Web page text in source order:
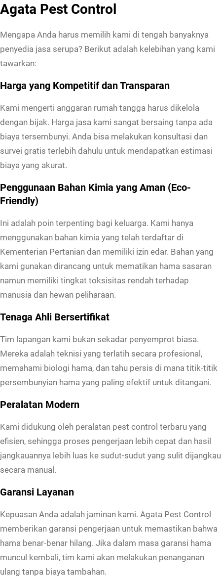
Agata Pest Control
Mengapa Anda harus memilih kami di tengah banyaknya
penyedia jasa serupa? Berikut adalah kelebihan yang kami
tawarkan:
Harga yang Kompetitif dan Transparan
Kami mengerti anggaran rumah tangga harus dikelola
dengan bijak. Harga jasa kami sangat bersaing tanpa ada
biaya tersembunyi. Anda bisa melakukan konsultasi dan
survei gratis terlebih dahulu untuk mendapatkan estimasi
biaya yang akurat.
Penggunaan Bahan Kimia yang Aman (Eco-
Friendly)
Ini adalah poin terpenting bagi keluarga. Kami hanya
menggunakan bahan kimia yang telah terdaftar di
Kementerian Pertanian dan memiliki izin edar. Bahan yang
kami gunakan dirancang untuk mematikan hama sasaran
namun memiliki tingkat toksisitas rendah terhadap
manusia dan hewan peliharaan.
Tenaga Ahli Bersertifikat
Tim lapangan kami bukan sekadar penyemprot biasa.
Mereka adalah teknisi yang terlatih secara profesional,
memahami biologi hama, dan tahu persis di mana titik-titik
persembunyian hama yang paling efektif untuk ditangani.
Peralatan Modern
Kami didukung oleh peralatan pest control terbaru yang
efisien, sehingga proses pengerjaan lebih cepat dan hasil
jangkauannya lebih luas ke sudut-sudut yang sulit dijangkau
secara manual.
Garansi Layanan
Kepuasan Anda adalah jaminan kami. Agata Pest Control
memberikan garansi pengerjaan untuk memastikan bahwa
hama benar-benar hilang. Jika dalam masa garansi hama
muncul kembali, tim kami akan melakukan penanganan
ulang tanpa biaya tambahan.